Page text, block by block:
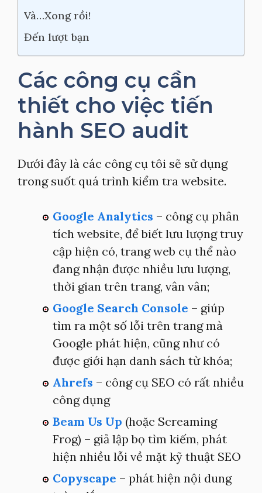
Và…Xong rồi!
Đến lượt bạn
Các công cụ cần
thiết cho việc tiến
hành SEO audit
Dưới đây là các công cụ tôi sẽ sử dụng
trong suốt quá trình kiểm tra website.
Google Analytics – công cụ phân
tích website, để biết lưu lượng truy
cập hiện có, trang web cụ thể nào
đang nhận được nhiều lưu lượng,
thời gian trên trang, vân vân;
Google Search Console – giúp
tìm ra một số lỗi trên trang mà
Google phát hiện, cũng như có
được giới hạn danh sách từ khóa;
Ahrefs – công cụ SEO có rất nhiều
công dụng
Beam Us Up (hoặc Screaming
Frog) – giả lập bọ tìm kiếm, phát
hiện nhiều lỗi về mặt kỹ thuật SEO
Copyscape – phát hiện nội dung